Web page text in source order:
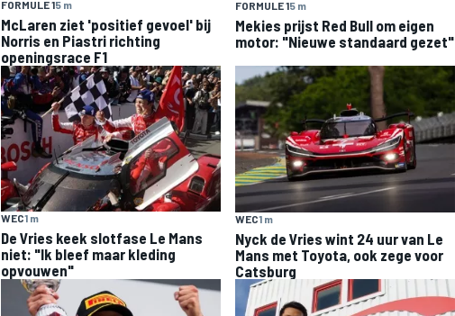
FORMULE 15 m
McLaren ziet 'positief gevoel' bij
Norris en Piastri richting
openingsrace F1
FORMULE 15 m
Mekies prijst Red Bull om eigen
motor: "Nieuwe standaard gezet"
WEC1 m
De Vries keek slotfase Le Mans
niet: "Ik bleef maar kleding
opvouwen"
WEC1 m
Nyck de Vries wint 24 uur van Le
Mans met Toyota, ook zege voor
Catsburg